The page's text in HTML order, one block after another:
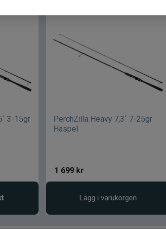
3-15gr
PerchZilla Heavy 7,3´ 7-25gr
Haspel
1 699 kr
Lägg i varukorgen